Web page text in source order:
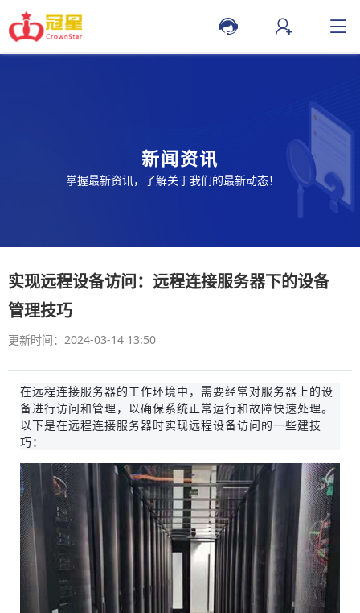
新闻资讯
掌握最新资讯，了解关于我们的最新动态！
实现远程设备访问：远程连接服务器下的设备
管理技巧
更新时间：2024-03-14 13:50
在远程连接服务器的工作环境中，需要经常对服务器上的设
备进行访问和管理，以确保系统正常运行和故障快速处理。
以下是在远程连接服务器时实现远程设备访问的一些建技
巧：